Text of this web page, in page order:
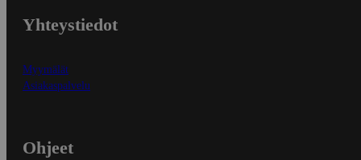
Yhteystiedot
Myymälät
Asiakaspalvelu
Ohjeet